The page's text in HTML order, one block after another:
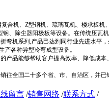
机、Z型钢机、琉璃瓦机、楼承板
除尘器阳极板等设备。在传统压瓦
机系列,产品己达到同行业先进水平
各种异型冷弯成型设备。
品能够帮助客户提高效率、降低成本
国二十多个省、市、自治区，并已
留言 /销售网络 /联系方式 /